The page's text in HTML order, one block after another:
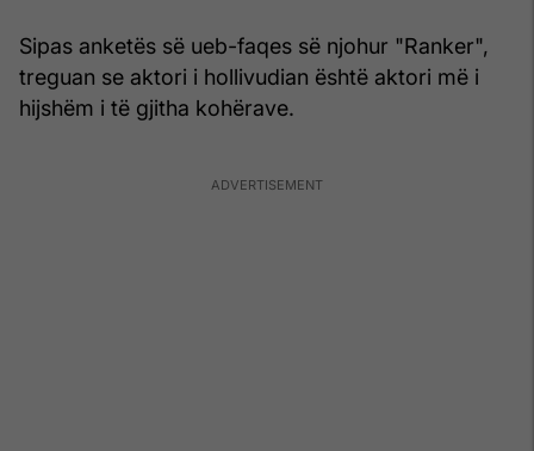
Sipas anketës së ueb-faqes së njohur "Ranker",
treguan se aktori i hollivudian është aktori më i
hijshëm i të gjitha kohërave.